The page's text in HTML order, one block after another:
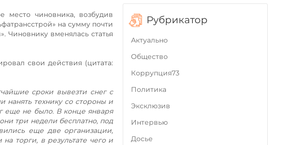
место чиновника, возбудив
на сумму почти
вменялась статья
свои действия (цитата:
сроки вывезти снег с
технику со стороны и
еще не было. В конце января
три недели бесплатно, под
еще две организации,
торги, в результате чего и
Рубрикатор
Актуально
Общество
Коррупция73
Политика
Эксклюзив
Интервью
Досье